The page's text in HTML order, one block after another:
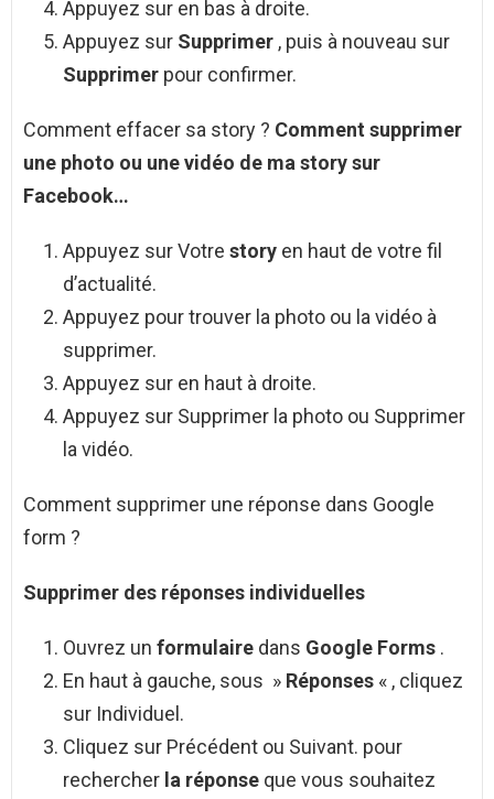
Appuyez sur en bas à droite.
Appuyez sur Supprimer , puis à nouveau sur
Supprimer pour confirmer.
Comment effacer sa story ? Comment supprimer
une photo ou une vidéo de ma storysur
Facebook…
Appuyez sur Votre story en haut de votre fil
d’actualité.
Appuyez pour trouver la photo ou la vidéo à
supprimer.
Appuyez sur en haut à droite.
Appuyez sur Supprimer la photo ou Supprimer
la vidéo.
Comment supprimer une réponse dans Google
form ?
Supprimer des réponses individuelles
Ouvrez un formulaire dans Google Forms .
En haut à gauche, sous » Réponses « , cliquez
sur Individuel.
Cliquez sur Précédent ou Suivant. pour
rechercher la réponse que vous souhaitez